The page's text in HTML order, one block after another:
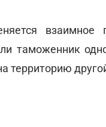
взаимное
таможенник
территорию